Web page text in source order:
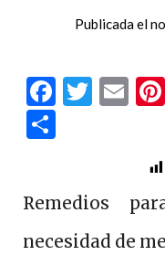
Publicada el
Remedios
necesidad de